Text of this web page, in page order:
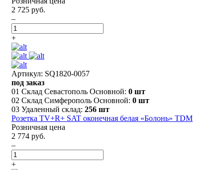
2 725 руб.
–
+
Артикул: SQ1820-0057
под заказ
01 Склад Севастополь Основной: 0 шт
02 Склад Симферополь Основной: 0 шт
03 Удаленный склад: 256 шт
Розетка TV+R+ SAT оконечная белая «Болонь» TDM
Розничная цена
2 774 руб.
–
+